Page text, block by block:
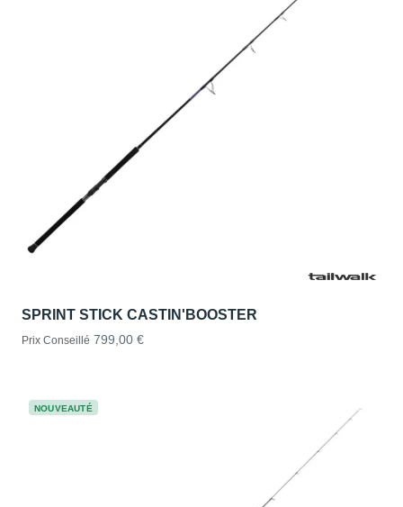
SPRINT STICK CASTIN'BOOSTER
Prix Conseillé 799,00 €
NOUVEAUTÉ